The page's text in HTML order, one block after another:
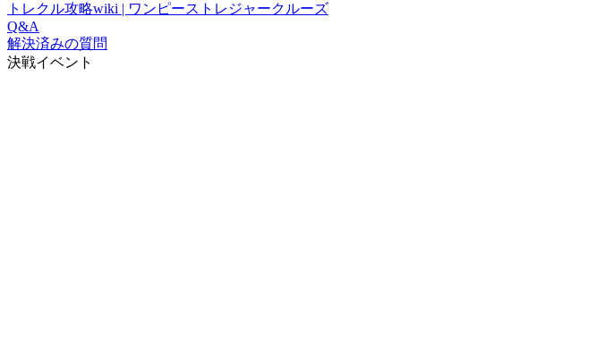
トレクル攻略wiki | ワンピーストレジャークルーズ
Q&A
解決済みの質問
決戦イベント